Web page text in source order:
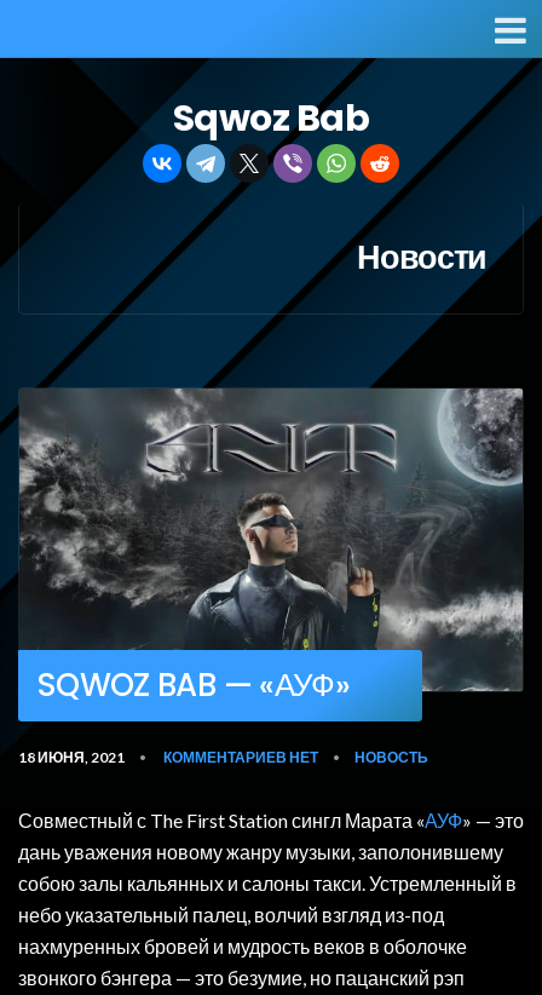
Sqwoz Bab
Новости
SQWOZ BAB — «АУФ»
18 ИЮНЯ, 2021 • КОММЕНТАРИЕВ НЕТ • НОВОСТЬ
Совместный с The First Station сингл Марата «АУФ» — это
дань уважения новому жанру музыки, заполонившему
собою залы кальянных и салоны такси. Устремленный в
небо указательный палец, волчий взгляд из-под
нахмуренных бровей и мудрость веков в оболочке
звонкого бэнгера — это безумие, но пацанский рэп